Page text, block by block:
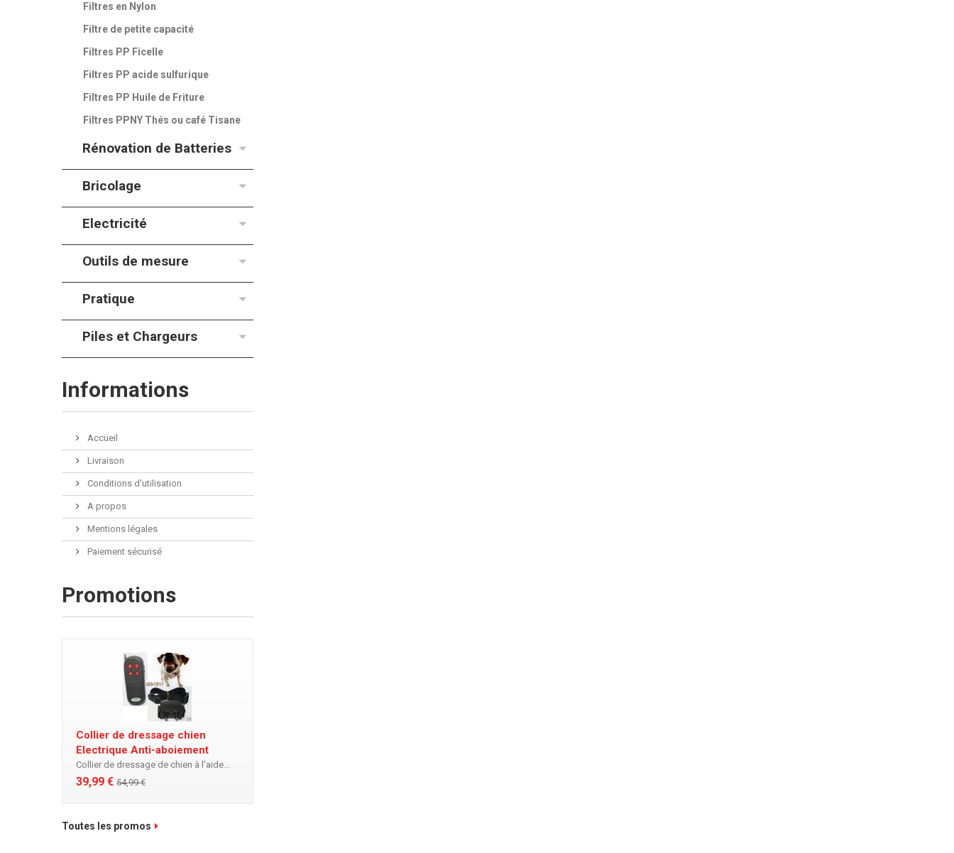
Filtres en Nylon
Filtre de petite capacité
Filtres PP Ficelle
Filtres PP acide sulfurique
Filtres PP Huile de Friture
Filtres PPNY Thés ou café Tisane
Rénovation de Batteries
Bricolage
Electricité
Outils de mesure
Pratique
Piles et Chargeurs
Informations
Accueil
Livraison
Conditions d'utilisation
A propos
Mentions légales
Paiement sécurisé
Promotions
Collier de dressage chien
Electrique Anti-aboiement
Collier de dressage de chien à l'aide...
39,99 € 54,99 €
Toutes les promos